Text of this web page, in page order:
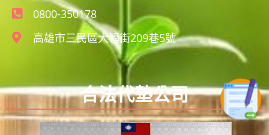
0800-350178
高雄市三民區大福街209巷5號
合法代墊公司